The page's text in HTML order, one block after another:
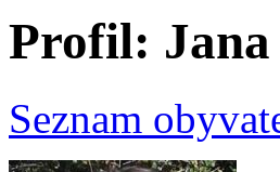
Profil: Jana
Seznam